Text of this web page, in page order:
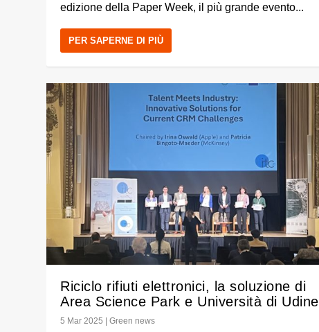
edizione della Paper Week, il più grande evento...
PER SAPERNE DI PIÙ
Riciclo rifiuti elettronici, la soluzione di
Area Science Park e Università di Udine
5 Mar 2025 |Green news